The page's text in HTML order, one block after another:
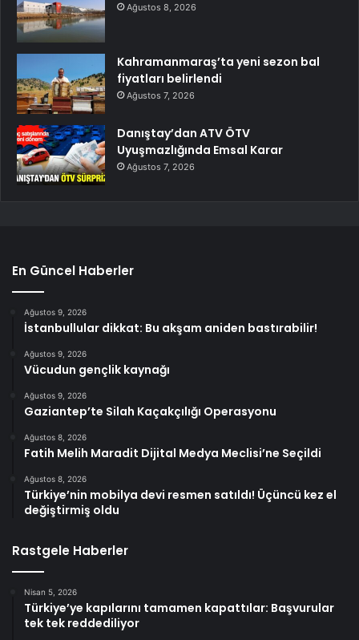
Ağustos 8, 2026
Kahramanmaraş’ta yeni sezon bal
fiyatları belirlendi
Ağustos 7, 2026
Danıştay’dan ATV ÖTV
Uyuşmazlığında Emsal Karar
Ağustos 7, 2026
En Güncel Haberler
Ağustos 9, 2026
İstanbullular dikkat: Bu akşam aniden bastırabilir!
Ağustos 9, 2026
Vücudun gençlik kaynağı
Ağustos 9, 2026
Gaziantep’te Silah Kaçakçılığı Operasyonu
Ağustos 8, 2026
Fatih Melih Maradit Dijital Medya Meclisi’ne Seçildi
Ağustos 8, 2026
Türkiye’nin mobilya devi resmen satıldı! Üçüncü kez el
değiştirmiş oldu
Rastgele Haberler
Nisan 5, 2026
Türkiye’ye kapılarını tamamen kapattılar: Başvurular
tek tek reddediliyor